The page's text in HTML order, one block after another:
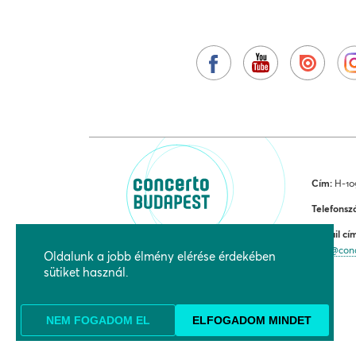
Cím: H-
E-mail
Oldalunk a jobb élmény elérése érdekében
sütiket használ.
NEM FOGADOM EL ELFOGADOM MINDET